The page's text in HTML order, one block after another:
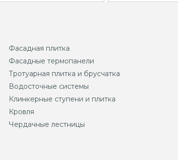
Фасадная плитка
Фасадные термопанели
Тротуарная плитка и брусчатка
Водосточные системы
Клинкерные ступени и плитка
Кровля
Чердачные лестницы